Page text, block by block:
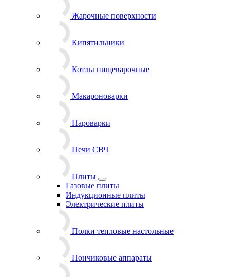
Жарочные поверхности
Кипятильники
Котлы пищеварочные
Макароноварки
Пароварки
Печи СВЧ
Плиты
Газовые плиты
Индукционные плиты
Электрические плиты
Полки тепловые настольные
Пончиковые аппараты